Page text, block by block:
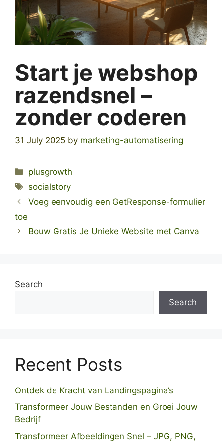
Start je webshop
razendsnel –
zonder coderen
31 July 2025 by marketing-automatisering
Categories
plusgrowth
Tags
socialstory
Voeg eenvoudig een GetResponse-formulier
toe
Bouw Gratis Je Unieke Website met Canva
Search
Search
Recent Posts
Ontdek de Kracht van Landingspagina’s
Transformeer Jouw Bestanden en Groei Jouw
Bedrijf
Transformeer Afbeeldingen Snel – JPG, PNG,